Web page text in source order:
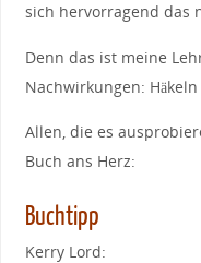
sich hervorragend das
Denn das ist meine
Nachwirkungen:
Allen, die es
Buch ans Herz:
Buchtipp
Kerry Lord: